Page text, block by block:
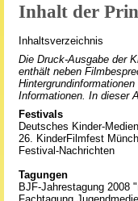
Inhalt der
Inhaltsverzeichnis
Die Druck-Ausgabe der
enthält neben
Informationen. In dieser
Festivals
Deutsches Kinder-
26. KinderFilmfest
Festival-Nachrichten
Tagungen
BJF-Jahrestagung 2008